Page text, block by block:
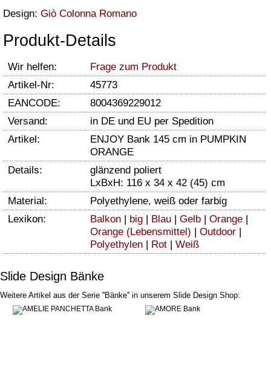
Design: Giò Colonna Romano
Produkt-Details
Wir helfen:
Frage zum Produkt
Artikel-Nr:
45773
EANCODE:
8004369229012
Versand:
in DE und EU per Spedition
Artikel:
ENJOY Bank 145 cm in PUMPKIN
ORANGE
Details:
glänzend poliert
LxBxH: 116 x 34 x 42 (45) cm
Material:
Polyethylene, weiß oder farbig
Lexikon:
Balkon big Blau Gelb Orange
Orange (Lebensmittel)
Outdoor
Polyethylen
Rot Weiß
Slide Design Bänke
Weitere Artikel aus der Serie ''Bänke'' in unserem Slide Design Shop: